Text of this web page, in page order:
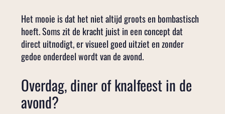
Het mooie is dat het niet altijd groots en bombastisch
hoeft. Soms zit de kracht juist in een concept dat
direct uitnodigt, er visueel goed uitziet en zonder
gedoe onderdeel wordt van de avond.
Overdag, diner of knalfeest in de
avond?